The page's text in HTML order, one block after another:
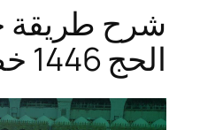
شرح طريقة
الحج 1446 خطوة بخطوة